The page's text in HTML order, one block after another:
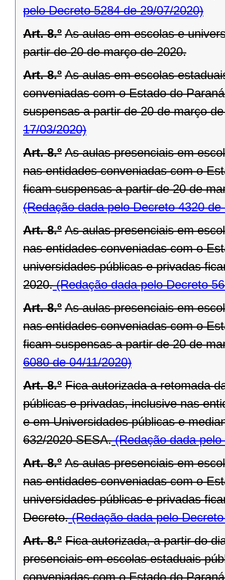
pelo Decreto 5284 de 29/07/2020)
Art. 8.º As aulas em escolas e
partir de 20 de março de 2020.
Art. 8.º As aulas em escolas
conveniadas com o Estado do
suspensas a partir de 20 de março
17/03/2020)
Art. 8.º As aulas presenciais em
nas entidades conveniadas com o
ficam suspensas a partir de 20 de
(Redação dada pelo Decreto 4320 de
Art. 8.º As aulas presenciais em
nas entidades conveniadas com o
universidades públicas e privadas
2020.(Redação dada pelo Decreto
Art. 8.º As aulas presenciais em
nas entidades conveniadas com o
ficam suspensas a partir de 20 de
6080 de 04/11/2020)
Art. 8.º Fica autorizada a retomada
públicas e privadas, inclusive nas
e em Universidades públicas e
632/2020 SESA.(Redação dada pelo
Art. 8.º As aulas presenciais em
nas entidades conveniadas com o
universidades públicas e privadas
Decreto.(Redação dada pelo
Art. 8.º Fica autorizada, a partir do
presenciais em escolas estaduais
conveniadas com o Estado do